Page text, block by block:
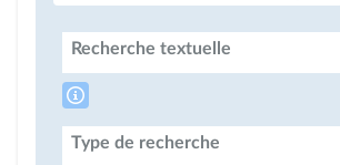
Recherche textuelle
Type de recherche